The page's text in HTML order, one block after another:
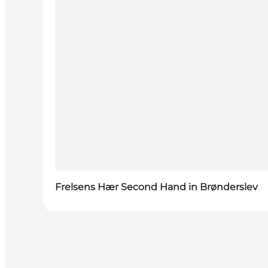
Frelsens Hær Second Hand in Brønderslev